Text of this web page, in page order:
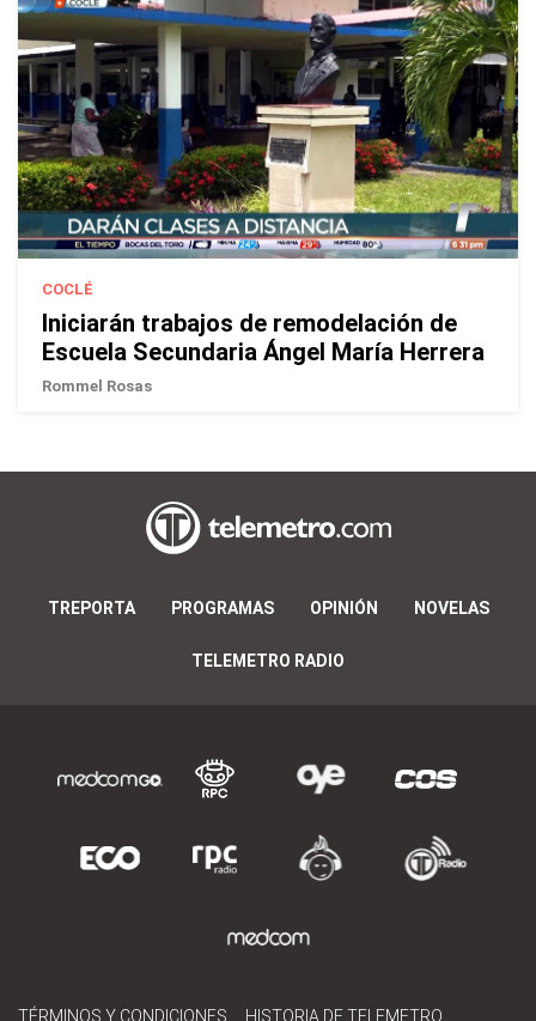
COCLÉ
Iniciarán trabajos de remodelación de
Escuela Secundaria Ángel María Herrera
Rommel Rosas
TREPORTA PROGRAMAS OPINIÓN NOVELAS
TELEMETRO RADIO
TÉRMINOS Y CONDICIONES HISTORIA DE TELEMETRO